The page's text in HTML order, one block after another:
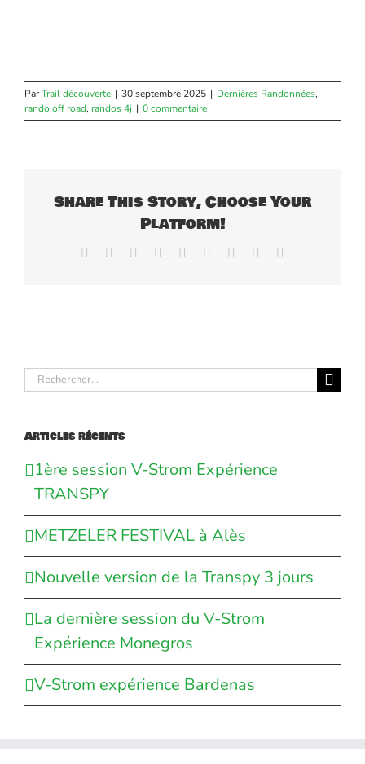
ParTrail découverte | 30 septembre 2025 | Dernières Randonnées,
rando off road, randos 4j | 0 commentaire
Share This Story, Choose Your
Platform!
Facebook Reddit LinkedInWhatsApp
TumblrPinterest
Rechercher:
Articles récents
1ère session V-Strom Expérience
TRANSPY
METZELER FESTIVAL à Alès
Nouvelle version de la Transpy 3 jours
La dernière session du V-Strom
Expérience Monegros
V-Strom expérience Bardenas